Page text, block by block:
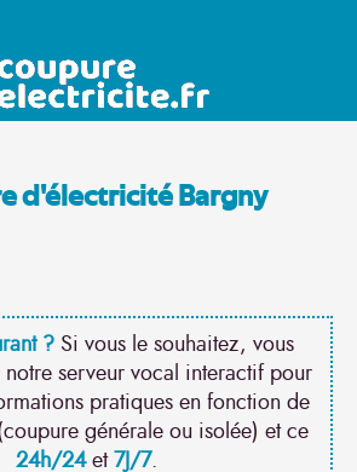
d'électricité Bargny
?Si vous le souhaitez, vous
serveur vocal interactif pour
pratiques en fonction de
générale ou isolée) et ce
24h/24et7J/7.